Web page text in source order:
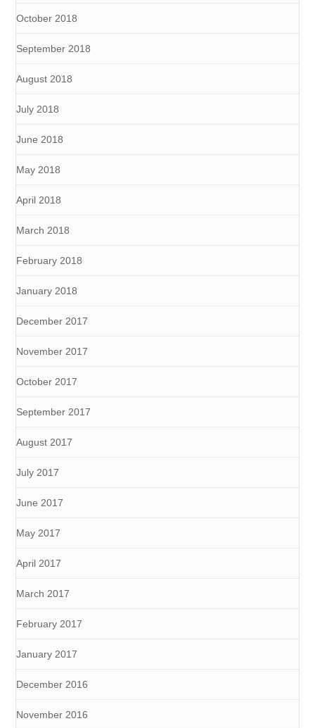
October 2018
September 2018
August 2018
July 2018
June 2018
May 2018
April 2018
March 2018
February 2018
January 2018
December 2017
November 2017
October 2017
September 2017
August 2017
July 2017
June 2017
May 2017
April 2017
March 2017
February 2017
January 2017
December 2016
November 2016